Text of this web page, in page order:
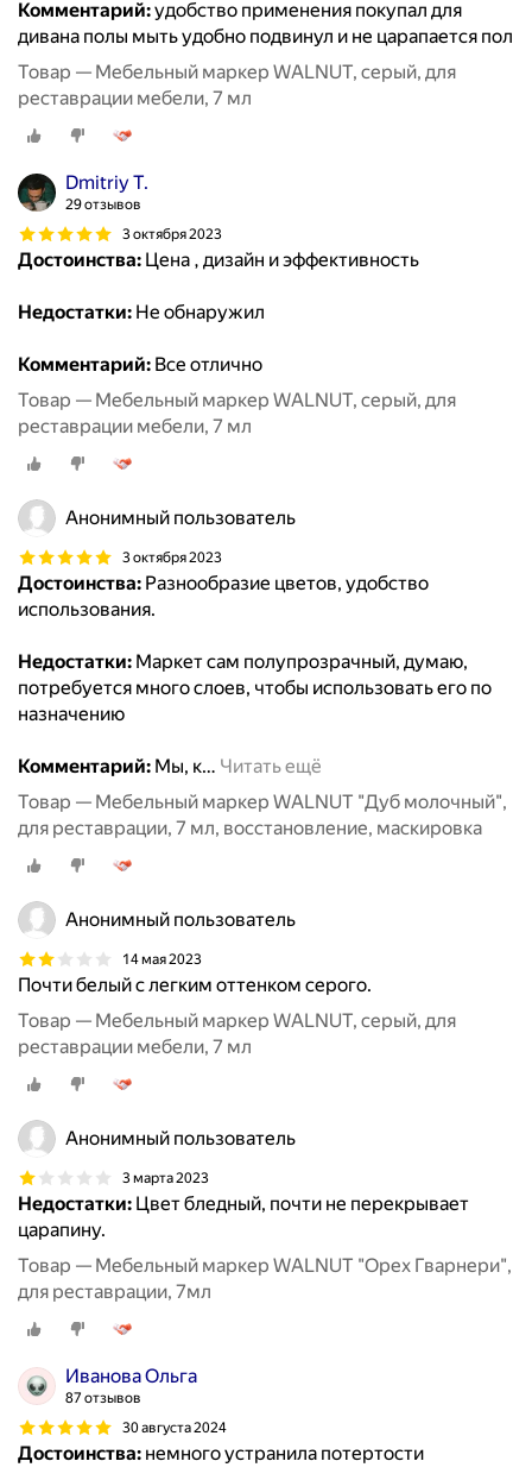
Комментарий:удобство применения покупал для
дивана полы мыть удобно подвинул и не царапается пол
Товар — Мебельный маркер WALNUT, серый, для
реставрации мебели, 7 мл
Dmitriy T.
29 отзывов
3 октября 2023
Достоинства: Цена , дизайн и эффективность
Недостатки: Не обнаружил
Комментарий: Все отлично
Товар — Мебельный маркер WALNUT, серый, для
реставрации мебели, 7 мл
Анонимный пользователь
3 октября 2023
Достоинства: Разнообразие цветов, удобство
использования.
Недостатки: Маркет сам полупрозрачный, думаю,
потребуется много слоев, чтобы использовать его по
назначению
Комментарий: Мы, к… Читать ещё
Товар — Мебельный маркер WALNUT "Дуб молочный",
для реставрации, 7 мл, восстановление, маскировка
Анонимный пользователь
14 мая 2023
Почти белый с легким оттенком серого.
Товар — Мебельный маркер WALNUT, серый, для
реставрации мебели, 7 мл
Анонимный пользователь
3 марта 2023
Недостатки: Цвет бледный, почти не перекрывает
царапину.
Товар — Мебельный маркер WALNUT "Орех Гварнери",
для реставрации, 7мл
Иванова Ольга
87 отзывов
30 августа 2024
Достоинства: немного устранила потертости